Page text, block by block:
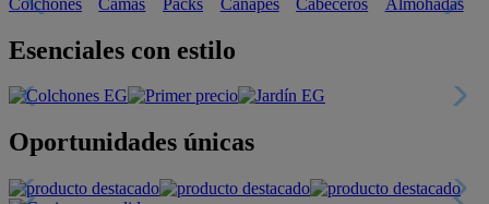
Esenciales con estilo
Oportunidades únicas